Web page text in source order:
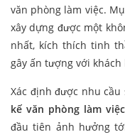
văn phòng làm việc.
xây dựng được một
nhất, kích thích tinh
gây ấn tượng với khách
Xác định được nhu
kế văn phòng làm việc
đầu tiên ảnh hưởng